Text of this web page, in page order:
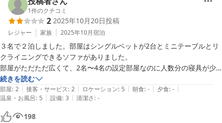
1件のクチコミ
2 2025年10月20日投稿
レジャー 家族 2025年10月宿泊
３名で２泊しました。部屋はシングルベットが2台とミニテーブルとリ
クライニングできるソファがありました。
部屋がただただ広くて、2名〜4名の設定部屋なのに人数分の寝具が少
なすぎるのがマイナスです。
続きを読む
部屋: 2 | 接客・サービス: 2 | ロケーション: 5 | 朝食: - | 夕食: - |
温泉・お風呂: 5 | 設備: 3 | 清潔さ: -
198